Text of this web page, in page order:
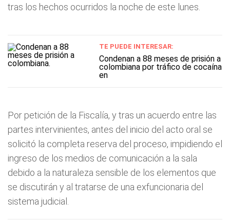
tras los hechos ocurridos la noche de este lunes.
TE PUEDE INTERESAR:
Condenan a 88 meses de prisión a
colombiana por tráfico de cocaína
en
Por petición de la Fiscalía, y tras un acuerdo entre las
partes intervinientes, antes del inicio del acto oral se
solicitó la completa reserva del proceso, impidiendo el
ingreso de los medios de comunicación a la sala
debido a la naturaleza sensible de los elementos que
se discutirán y al tratarse de una exfuncionaria del
sistema judicial.